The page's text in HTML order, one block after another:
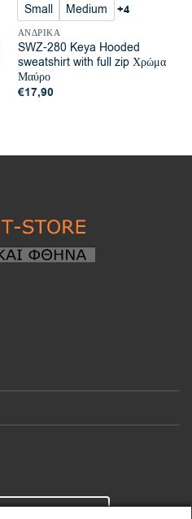
Small Medium +4
ΑΝΔΡΙΚΆ
SWZ-280 Keya Hooded
sweatshirt with full zip Χρώμα
Μαύρο
€17,90